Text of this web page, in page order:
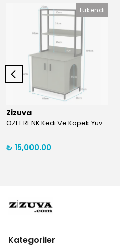
Tükendi
Zizuva
ÖZEL RENK Kedi Ve Köpek Yuva Sistemli Dolap/ MDF
₺ 15,000.00
Kategoriler